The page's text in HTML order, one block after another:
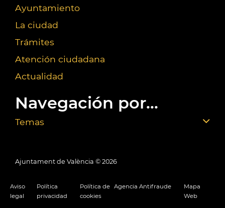
Ayuntamiento
La ciudad
Trámites
Atención ciudadana
Actualidad
Navegación por...
Temas
Ajuntament de València © 2026
Aviso
legal
Política
privacidad
Política de
cookies
Agencia Antifraude
Mapa
Web